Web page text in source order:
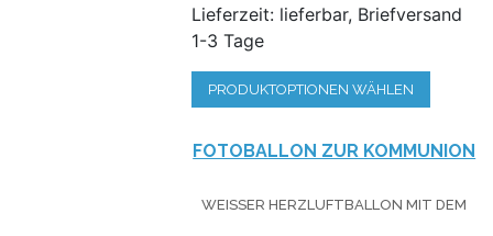
Lieferzeit: lieferbar, Briefversand
1-3 Tage
PRODUKTOPTIONEN WÄHLEN
FOTOBALLON ZUR KOMMUNION
WEISSER HERZLUFTBALLON MIT DEM F